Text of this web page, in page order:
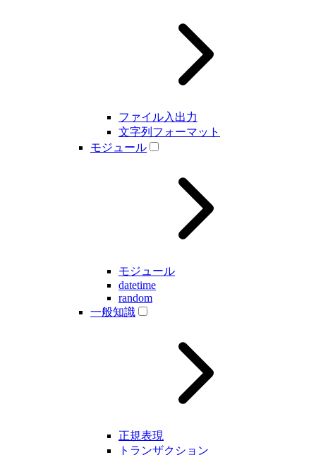
ファイル入出力
文字列フォーマット
モジュール
モジュール
datetime
random
一般知識
正規表現
トランザクション